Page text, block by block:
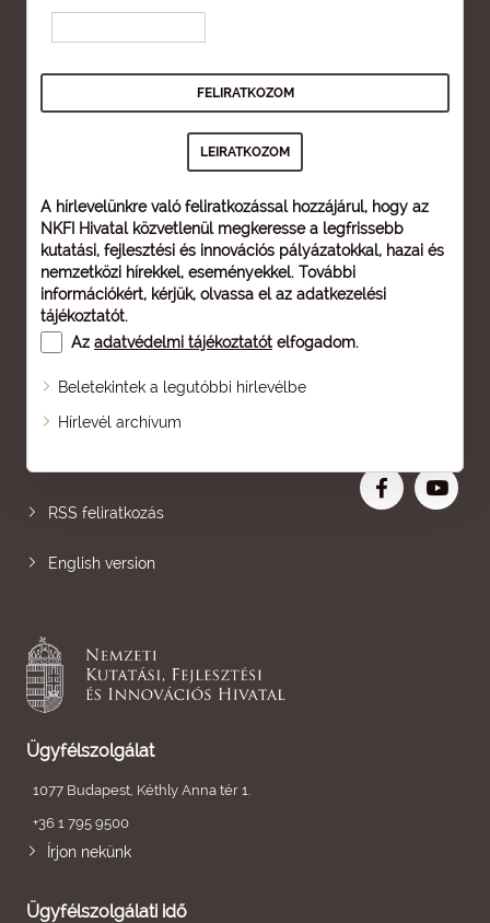
A hírlevelünkre való feliratkozással hozzájárul, hogy az
NKFI Hivatal közvetlenül megkeresse a legfrissebb
kutatási, fejlesztési és innovációs pályázatokkal, hazai és
nemzetközi hírekkel, eseményekkel. További
információkért, kérjük, olvassa el az adatkezelési
tájékoztatót.
Az adatvédelmi tájékoztatót elfogadom.
Beletekintek a legutóbbi hírlevélbe
Hírlevél archívum
Oldaltérkép
RSS feliratkozás
English version
Ügyfélszolgálat
1077 Budapest, Kéthly Anna tér 1.
+36 1 795 9500
Írjon nekünk
Ügyfélszolgálati idő